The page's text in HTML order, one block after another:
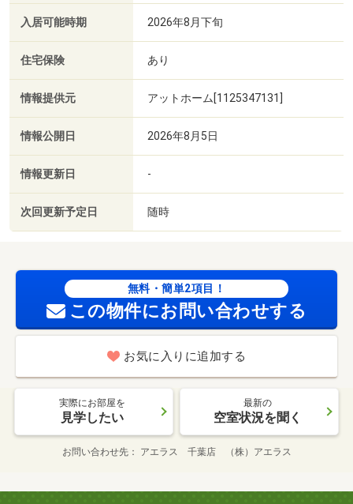
入居可能時期 2026年8月下旬
住宅保険 あり
情報提供元 アットホーム[1125347131]
情報公開日 2026年8月5日
情報更新日 -
次回更新予定日 随時
無料・簡単2項目！
この物件にお問い合わせする
お気に入りに追加する
実際にお部屋を
見学したい
最新の
空室状況を聞く
お問い合わせ先 アエラス 千葉店 （株）アエラス